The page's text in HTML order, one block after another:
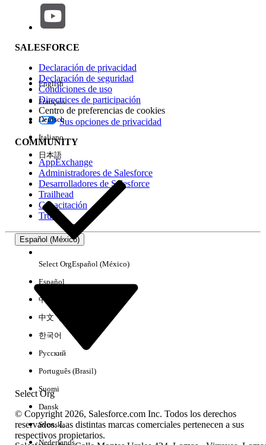
Repercusión de función
Edición
Experiencia
No hay resultados
SALESFORCE
Declaración de privacidad
Declaración de seguridad
Condiciones de uso
Directrices de participación
Centro de preferencias de cookies
Sus opciones de privacidad
COMMUNITY
AppExchange
Administradores de Salesforce
Desarrolladores de Salesforce
Trailhead
Capacitación
Trust
Español (México)
Select Org
English
Français
Deutsch
Italiano
日本語
Select OrgEspañol (México)
Español
中文（简体）
中文（繁體）
한국어
Русский
Português (Brasil)
Suomi
Dansk
Svenska
Nederlands
© Copyright 2026, Salesforce.com Inc. Todos los derechos
reservados. Las distintas marcas comerciales pertenecen a sus
respectivos propietarios.